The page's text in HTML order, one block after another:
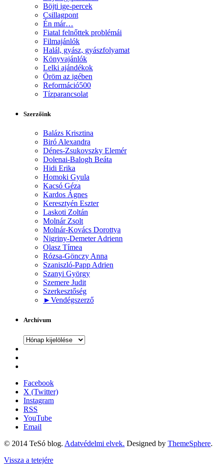
Böjti ige-percek
Csillagpont
Én már…
Fiatal felnőttek problémái
Filmajánlók
Halál, gyász, gyászfolyamat
Könyvajánlók
Lelki ajándékok
Öröm az igében
Reformáció500
Tízparancsolat
Szerzőink
Balázs Krisztina
Biró Alexandra
Dénes-Zsukovszky Elemér
Dolenai-Balogh Beáta
Hidi Erika
Homoki Gyula
Kacsó Géza
Kardos Ágnes
Keresztyén Eszter
Laskoti Zoltán
Molnár Zsolt
Molnár-Kovács Dorottya
Nigriny-Demeter Adrienn
Olasz Tímea
Rózsa-Gönczy Anna
Szaniszló-Papp Adrien
Szanyi György
Szemere Judit
Szerkesztőség
►Vendégszerző
Archívum
Archívum
Facebook
X (Twitter)
Instagram
RSS
YouTube
Email
© 2014 TeSó blog. Adatvédelmi elvek. Designed by ThemeSphere.
Vissza a tetejére